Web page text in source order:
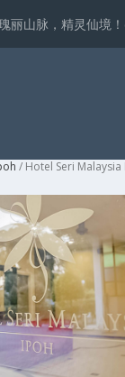
丽山脉，精灵仙境
/ Hotel Seri Malaysia